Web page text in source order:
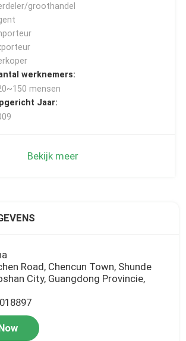
groothandel
werknemers:
mensen
Jaar:
Bekijk meer
Road, Chencun Town, Shunde
City, Guangdong Provincie,